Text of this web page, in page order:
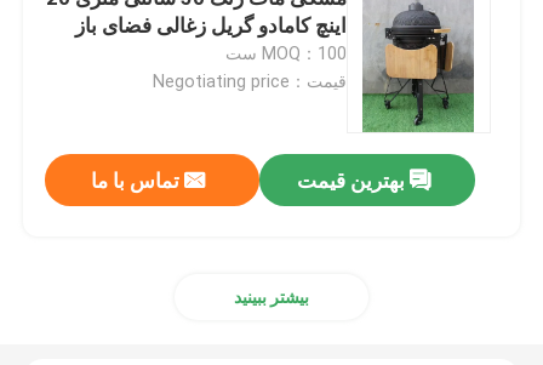
اینچ کامادو گریل زغالی فضای باز
MOQ：100 ست
قیمت：Negotiating price
بهترین قیمت تماس با ما
بیشتر ببینید